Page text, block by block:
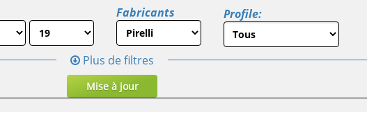
Fabricants Profile:
Plus de filtres
Mise à jour